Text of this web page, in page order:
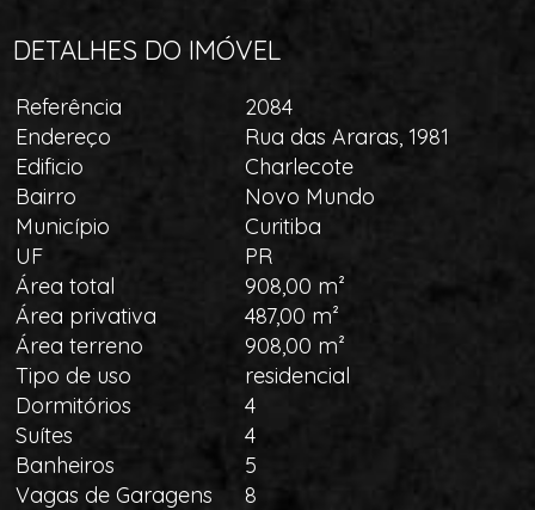
DETALHES DO IMÓVEL
Referência
2084
Endereço
Rua das Araras, 1981
Edificio
Charlecote
Bairro
Novo Mundo
Município
Curitiba
UF
PR
Área total
908,00 m²
Área privativa
487,00 m²
Área terreno
908,00 m²
Tipo de uso
residencial
Dormitórios
4
Suítes
4
Banheiros
5
Vagas de Garagens
8